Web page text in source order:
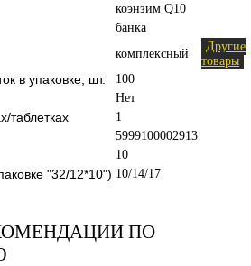
коэнзим Q10
банка
комплексный
Другие
товары
в упаковке, шт. 100
Нет
таблетках 1
5999100002913
10
"32/12*10") 10/14/17
ПО